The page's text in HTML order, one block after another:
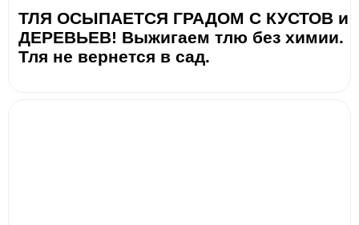
ТЛЯ ОСЫПАЕТСЯ ГРАДОМ С КУСТОВ и
ДЕРЕВЬЕВ! Выжигаем тлю без химии.
Тля не вернется в сад.